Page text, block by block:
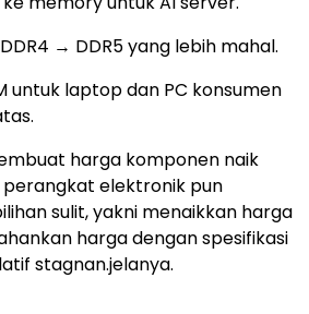
→ DDR5 yang lebih mahal.
untuk laptop dan PC konsumen
harga komponen naik
perangkat elektronik pun
sulit, yakni menaikkan harga
harga dengan spesifikasi
stagnan.jelanya.